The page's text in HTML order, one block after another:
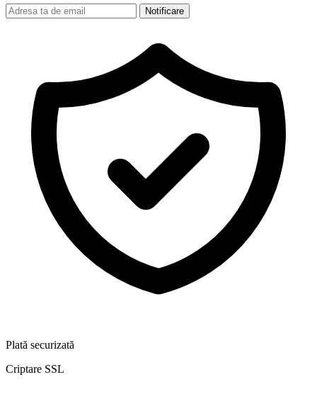
Notificare
Plată securizată
Criptare SSL